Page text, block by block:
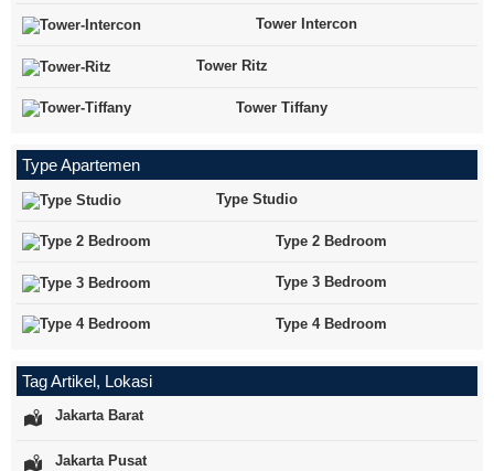
Tower Intercon
Tower Ritz
Tower Tiffany
Type Apartemen
Type Studio
Type 2 Bedroom
Type 3 Bedroom
Type 4 Bedroom
Tag Artikel, Lokasi
Jakarta Barat
Jakarta Pusat